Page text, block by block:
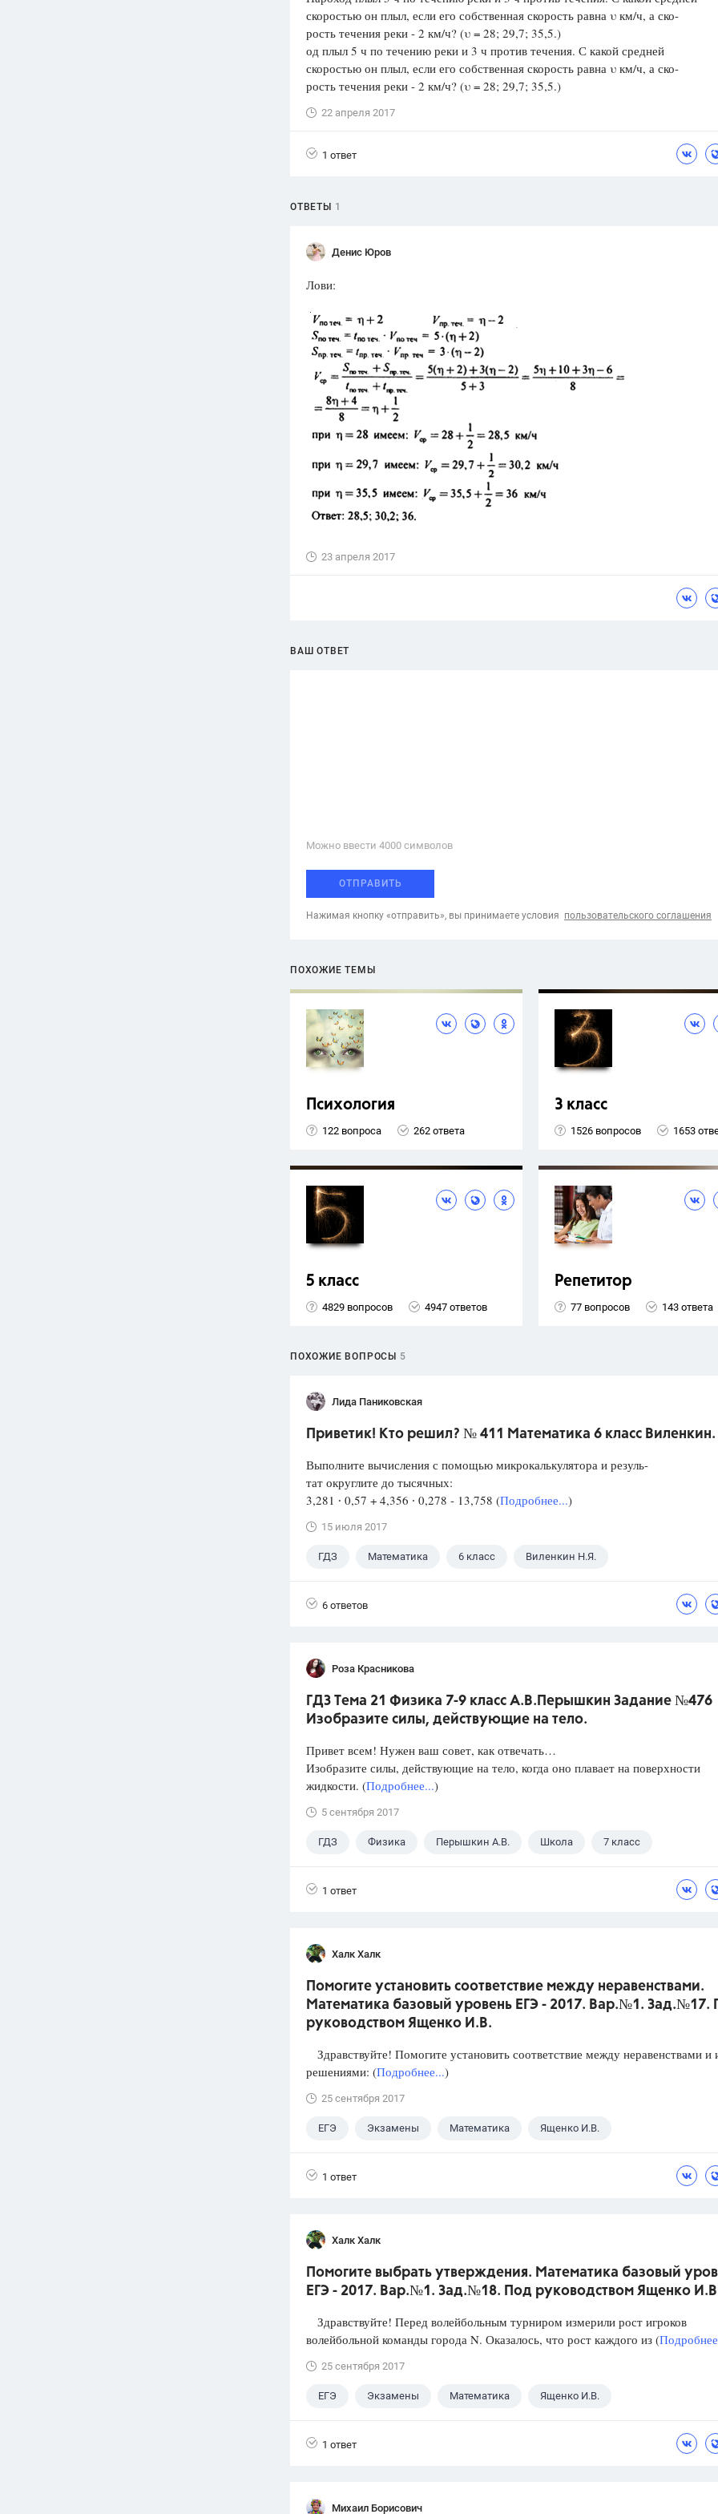
1752
Олимпиады
ответа
Spotlight
ГИА
Цветков Л. А.
Психология
Отношения,Любовь, Красота,
скоростью он плыл, если его собственная скорость равна υ км/ч, а ско-
рость течения реки - 2 км/ч? (υ = 28; 29,7; 35,5.)
од плыл 5 ч по течению реки и 3 ч против течения. С какой средней
скоростью он плыл, если его собственная скорость равна υ км/ч, а ско-
рость течения реки - 2 км/ч? (υ = 28; 29,7; 35,5.)
22 апреля 2017
1 ответ
ОТВЕТЫ 1
Денис Юров
Лови:
23 апреля 2017
ВАШ ОТВЕТ
Можно ввести 4000 cимволов
ОТПРАВИТЬ
Нажимая кнопку «отправить», вы принимаете условия пользовательского соглашения
ПОХОЖИЕ ТЕМЫ
Психология
122 вопроса 262 ответа
3 класс
1526 вопросов 1653
5 класс
4829 вопросов 4947 ответов
Репетитор
77 вопросов 143 ответа
ПОХОЖИЕ ВОПРОСЫ 5
Лида Паниковская
Приветик! Кто решил? № 411 Математика 6 класс Виленкин.
Выполните вычисления с помощью микрокалькулятора и резуль-
тат округлите до тысячных:
3,281 ∙ 0,57 + 4,356 ∙ 0,278 - 13,758 (Подробнее...)
15 июля 2017
ГДЗ Математика 6 класс Виленкин Н.Я.
6 ответов
Роза Красникова
ГДЗ Тема 21 Физика 7-9 класс А.В.Перышкин Задание №476
Изобразите силы, действующие на тело.
Привет всем! Нужен ваш совет, как отвечать…
Изобразите силы, действующие на тело, когда оно плавает на поверхности
жидкости. (Подробнее...)
5 сентября 2017
ГДЗ Физика Перышкин А.В. Школа 7 класс
1 ответ
Халк Халк
Помогите установить соответствие между неравенствами.
Математика базовый уровень ЕГЭ - 2017. Вар.№1. Зад.№17.
руководством Ященко И.В.
Здравствуйте! Помогите установить соответствие между неравенствами и
решениями: (Подробнее...)
25 сентября 2017
ЕГЭ Экзамены Математика Ященко И.В.
1 ответ
Халк Халк
Помогите выбрать утверждения. Математика базовый
ЕГЭ - 2017. Вар.№1. Зад.№18. Под руководством Ященко
Здравствуйте! Перед волейбольным турниром измерили рост игроков
волейбольной команды города N. Оказалось, что рост каждого из (
25 сентября 2017
ЕГЭ Экзамены Математика Ященко И.В.
1 ответ
Михаил Борисович